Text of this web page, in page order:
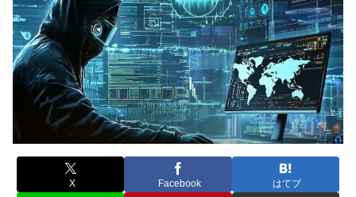
X Facebook はてブ